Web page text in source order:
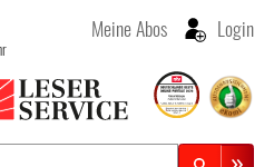
Meine Abos Login